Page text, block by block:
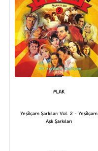
Yeşilçam Şarkıları Vol. 2 - Yeşilçam
Aşk Şarkıları